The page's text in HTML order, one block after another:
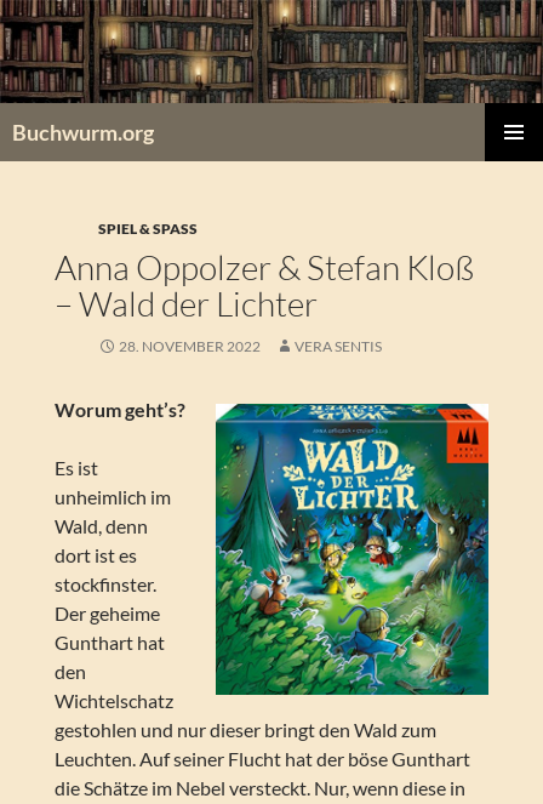
Zum
Inhalt
springen
Buchwurm.org
SPIEL & SPASS
Anna Oppolzer & Stefan Kloß
– Wald der Lichter
28. NOVEMBER 2022 VERA SENTIS
Worum geht’s?
Es ist
unheimlich im
Wald, denn
dort ist es
stockfinster.
Der geheime
Gunthart hat
den
Wichtelschatz
gestohlen und nur dieser bringt den Wald zum
Leuchten. Auf seiner Flucht hat der böse Gunthart
die Schätze im Nebel versteckt. Nur, wenn diese in